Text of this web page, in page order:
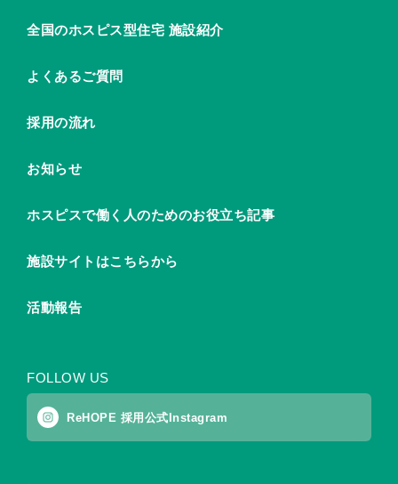
全国のホスピス型住宅 施設紹介
よくあるご質問
採用の流れ
お知らせ
ホスピスで働く人のためのお役立ち記事
施設サイトはこちらから
活動報告
FOLLOW US
ReHOPE 採用公式Instagram